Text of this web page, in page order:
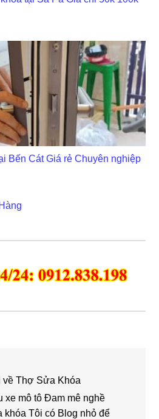
Bến Cát Giá rẻ Chuyên nghiệp
vềThợ Sửa Khóa
xe mô tô Đam mê nghề
khóa Tôi có Blog nhỏ để